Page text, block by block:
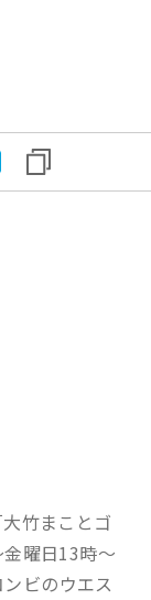
竹まことゴ
曜日13時～
ビのウエス